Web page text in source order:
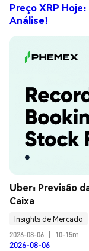
Preço XRP
Análise!
Uber: Previsão
Caixa
Insights de Mercado
2026-08-06
10-15m
2026-08-06